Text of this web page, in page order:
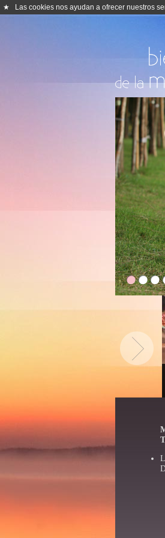
★ Las cookies nos ayudan a ofrecer nuestros